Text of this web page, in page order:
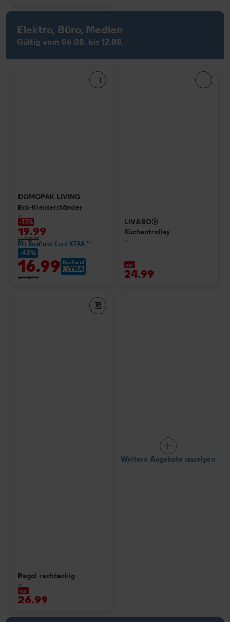
Elektro, Büro, Medien
Gültig vom 06.08. bis 12.08.
DOMOPAK LIVING
Eck-Kleiderständer
je
-33%
19.99
UVP 29.99
Mit Kaufland Card XTRA **
-43%
16.99
UVP 29.99
LIV&BO®
Küchentrolley
je
nur
24.99
Regal rechteckig
je
nur
26.99
Weitere Angebote anzeigen